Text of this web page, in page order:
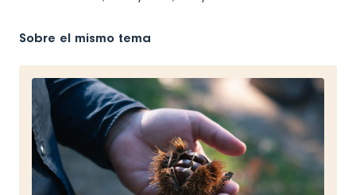
Sobre el mismo tema